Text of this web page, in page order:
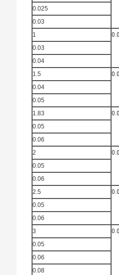
0.025
0.03
1
0.03
0.04
1.5
0.04
0.05
1.83
0.05
0.06
2
0.05
0.06
2.5
0.05
0.06
3
0.05
0.06
0.08